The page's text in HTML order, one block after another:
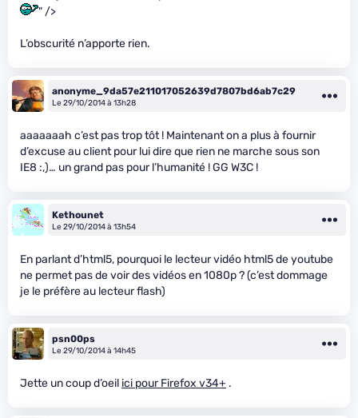
" />
L’obscurité n’apporte rien.
anonyme_9da57e211017052639d7807bd6ab7c29
Le 29/10/2014 à 13h28
aaaaaaah c’est pas trop tôt ! Maintenant on a plus à fournir
d’excuse au client pour lui dire que rien ne marche sous son
IE8 :,)… un grand pas pour l’humanité ! GG W3C !
Kethounet
Le 29/10/2014 à 13h54
En parlant d’html5, pourquoi le lecteur vidéo html5 de youtube
ne permet pas de voir des vidéos en 1080p ? (c’est dommage
je le préfère au lecteur flash)
psn00ps
Le 29/10/2014 à 14h45
Jette un coup d’oeil ici pour Firefox v34+ .